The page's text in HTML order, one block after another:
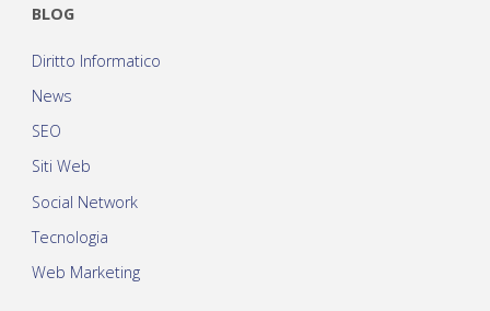
BLOG
Diritto Informatico
News
SEO
Siti Web
Social Network
Tecnologia
Web Marketing